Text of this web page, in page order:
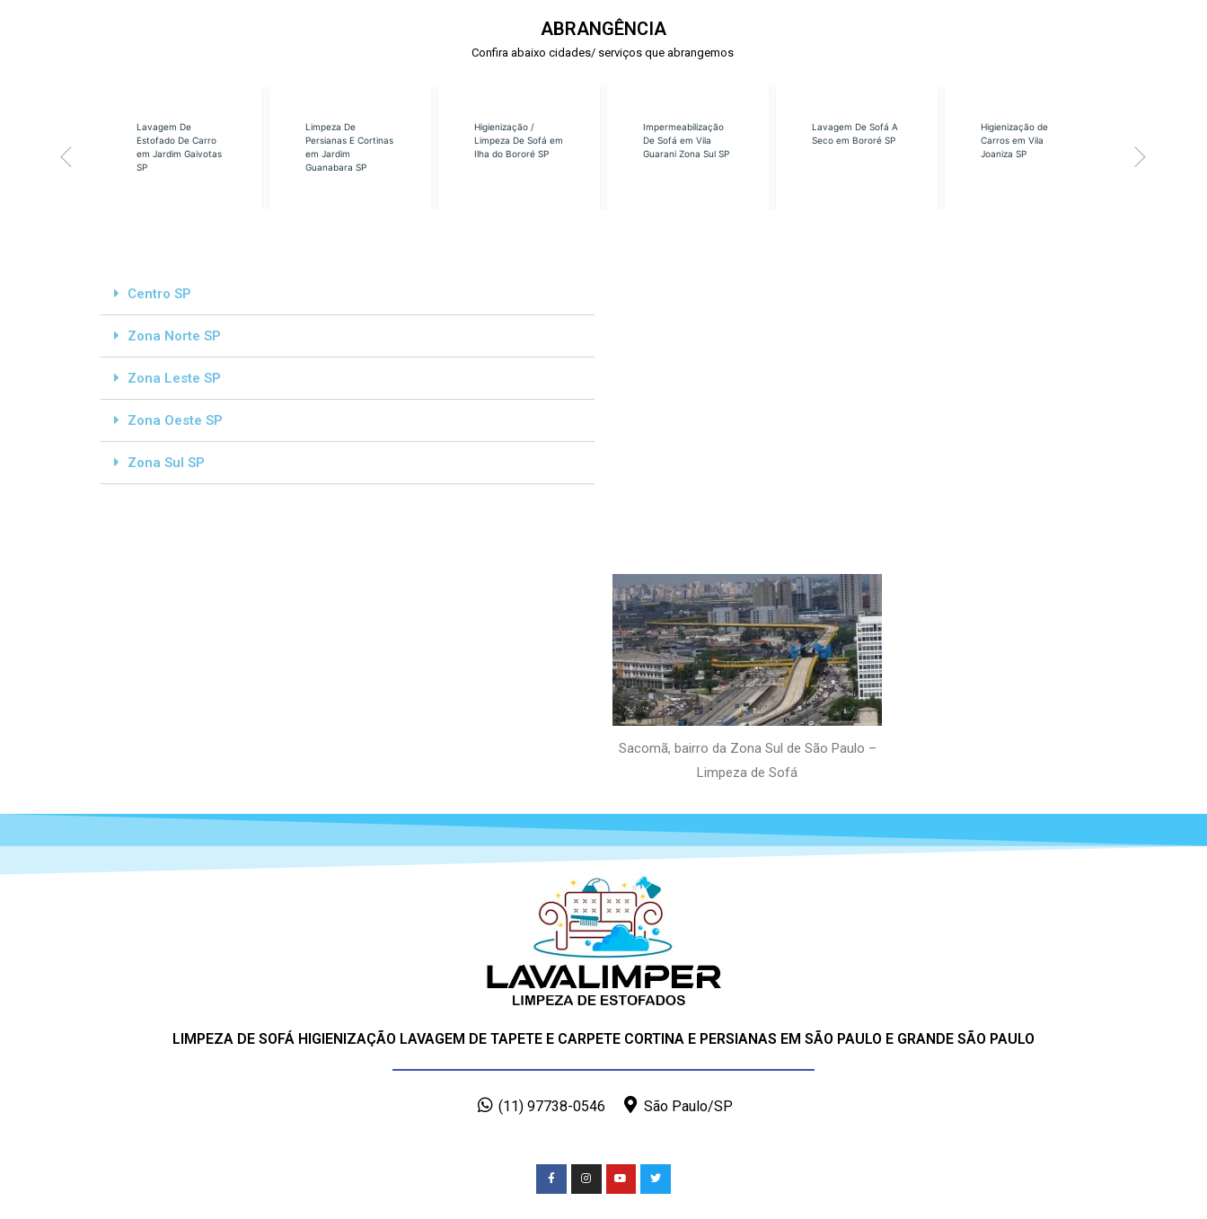
ABRANGÊNCIA
Confira abaixo cidades/ serviços que abrangemos
Lavagem De
Estofado De Carro
em Jardim Gaivotas
SP
Limpeza De
Persianas E Cortinas
em Jardim
Guanabara SP
Higienização /
Limpeza De Sofá em
Ilha do Bororé SP
Impermeabilização
De Sofá em Vila
Guarani Zona Sul SP
Lavagem De Sofá A
Seco em Bororé SP
Higienização de
Carros em Vila
Joaniza SP
Centro SP
Zona Norte SP
Zona Leste SP
Zona Oeste SP
Zona Sul SP
Sacomã, bairro da Zona Sul de São Paulo –
Limpeza de Sofá
LIMPEZA DE SOFÁ HIGIENIZAÇÃO LAVAGEM DE TAPETE E CARPETE CORTINA E PERSIANAS EM SÃO PAULO E GRANDE SÃO PAULO
(11) 97738-0546 São Paulo/SP